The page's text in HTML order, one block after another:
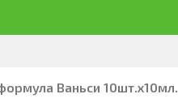
Ваньси 10шт.х10мл.